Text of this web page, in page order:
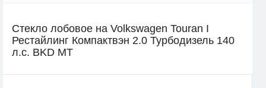
Стекло лобовое на Volkswagen Touran I
Рестайлинг Компактвэн 2.0 Турбодизель 140
л.с. BKD MT